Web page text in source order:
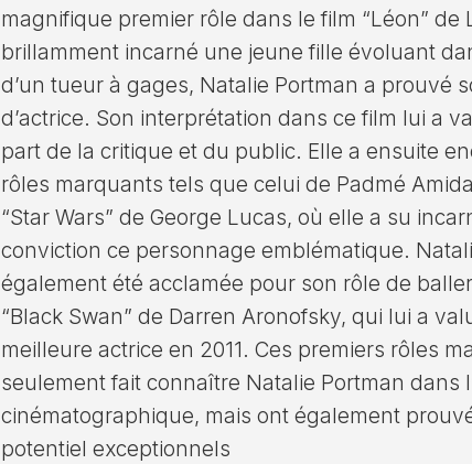
magnifique premier rôle dans le film “Léon” de
brillamment incarné une jeune fille évoluant
d’un tueur à gages, Natalie Portman a prouvé
d’actrice. Son interprétation dans ce film lui a
part de la critique et du public. Elle a ensuite
rôles marquants tels que celui de Padmé
“Star Wars” de George Lucas, où elle a su
conviction ce personnage emblématique.
également été acclamée pour son rôle de
“Black Swan” de Darren Aronofsky, qui lui a
meilleure actrice en 2011. Ces premiers rôles
seulement fait connaître Natalie Portman dans
cinématographique, mais ont également
potentiel exceptionnels